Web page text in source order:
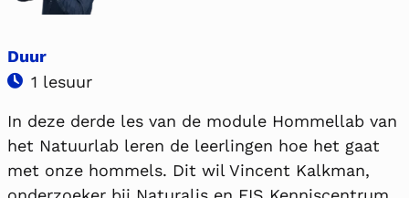
Duur
1 lesuur
In deze derde les van de module Hommellab van
het Natuurlab leren de leerlingen hoe het gaat
met onze hommels. Dit wil Vincent Kalkman,